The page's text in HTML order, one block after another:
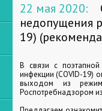
22 мая 2020:
недопущения
19)
В связи с
инфекции (COVID-19)
выходом из
Роспотребнадзором